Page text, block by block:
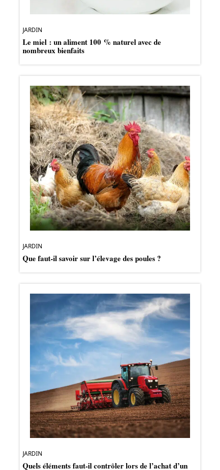
JARDIN
Le miel : un aliment 100 % naturel avec de
nombreux bienfaits
JARDIN
Que faut-il savoir sur l’élevage des poules ?
JARDIN
Quels éléments faut-il contrôler lors de l’achat d’un